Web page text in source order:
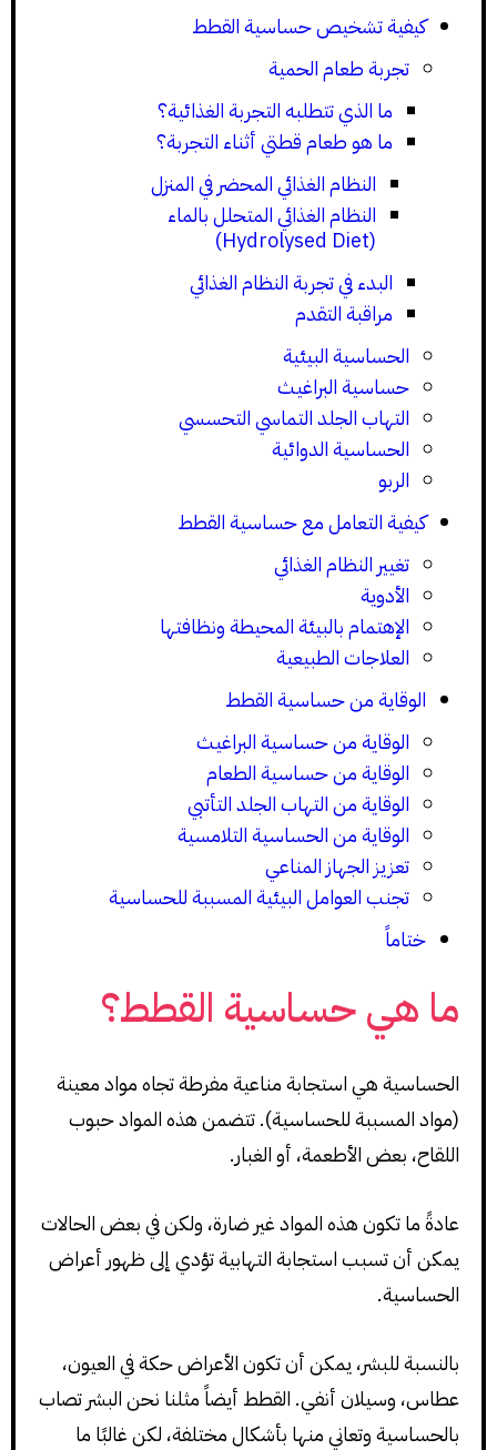
كيفية تشخيص حساسية القطط
تجربة طعام الحمية
ما الذي تتطلبه التجربة الغذائية؟
ما هو طعام قطتي أثناء التجربة؟
النظام الغذائي المحضر في المنزل
النظام الغذائي المتحلل بالماء
(Hydrolysed Diet)
البدء في تجربة النظام الغذائي
مراقبة التقدم
الحساسية البيئية
حساسية البراغيث
التهاب الجلد التماسي التحسسي
الحساسية الدوائية
الربو
كيفية التعامل مع حساسية القطط
تغيير النظام الغذائي
الأدوية
الإهتمام بالبيئة المحيطة ونظافتها
العلاجات الطبيعية
الوقاية من حساسية القطط
الوقاية من حساسية البراغيث
الوقاية من حساسية الطعام
الوقاية من التهاب الجلد التأتبي
الوقاية من الحساسية التلامسية
تعزيز الجهاز المناعي
تجنب العوامل البيئية المسببة للحساسية
ختاماً
ما هي حساسية القطط؟
الحساسية هي استجابة مناعية مفرطة تجاه مواد معينة
(مواد المسببة للحساسية). تتضمن هذه المواد حبوب
اللقاح، بعض الأطعمة، أو الغبار.
عادةً ما تكون هذه المواد غير ضارة، ولكن في بعض الحالات
يمكن أن تسبب استجابة التهابية تؤدي إلى ظهور أعراض
الحساسية.
بالنسبة للبشر، يمكن أن تكون الأعراض حكة في العيون،
عطاس، وسيلان أنفي. القطط أيضاً مثلنا نحن البشر تصاب
بالحساسية وتعاني منها بأشكال مختلفة، لكن غالبًا ما